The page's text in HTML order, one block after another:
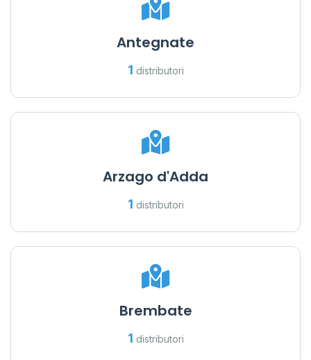
Antegnate
1 distributori
Arzago d'Adda
1 distributori
Brembate
1 distributori